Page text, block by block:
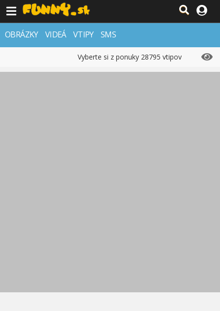
OBRÁZKY VIDEÁ VTIPY SMS
Vyberte si z ponuky 28795 vtipov